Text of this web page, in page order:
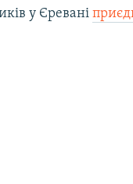
у Єревані